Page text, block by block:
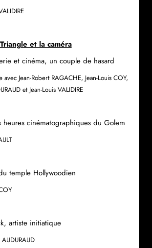
et la caméra
et cinéma, un couple de hasard
avec Jean-Robert RAGACHE, Jean-Louis COY,
et Jean-Louis VALIDIRE
heures cinématographiques du Golem
temple Hollywoodien
artiste initiatique